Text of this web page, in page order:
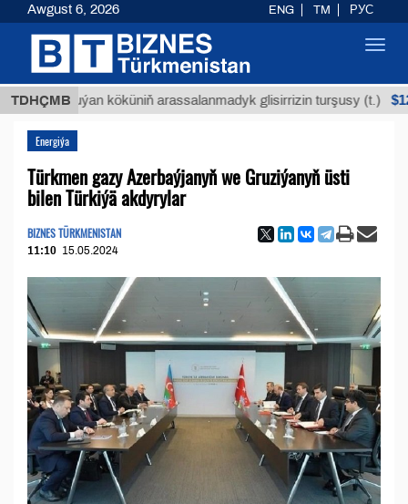
TDHÇMB
Buýan köküniň arassalanmadyk glisirrizin turşusy (t.)
Energiýa
Türkmen gazy Azerbaýjanyň we Gruziýanyň üsti
bilen Türkiýä akdyrylar
BIZNES TÜRKMENISTAN
11:10 15.05.2024
Awgust 6, 2026 ENG TM РУС